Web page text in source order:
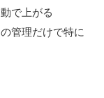
で上がる
管理だけで特に